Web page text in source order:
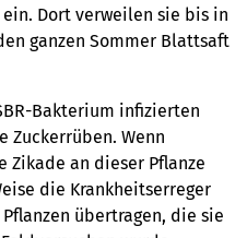
Dort verweilen sie bis in
ganzen Sommer Blattsaft
Bakterium infizierten
Zuckerrüben. Wenn
Zikade an dieser Pflanze
die Krankheitserreger
übertragen, die sie